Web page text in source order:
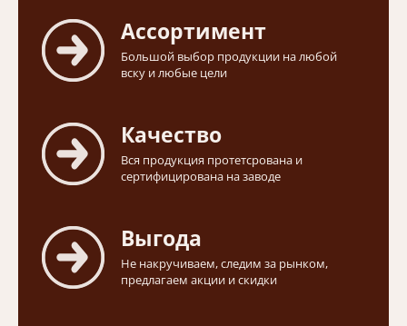
Ассортимент
Большой выбор продукции на любой
вску и любые цели
Качество
Вся продукция протетсрована и
сертифицирована на заводе
Выгода
Не накручиваем, следим за рынком,
предлагаем акции и скидки